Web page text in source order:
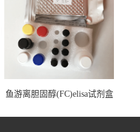
鱼游离胆固醇(FC)elisa试剂盒